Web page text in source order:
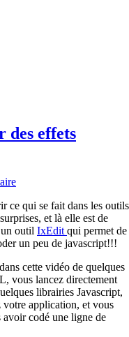
effets
ce qui se fait dans les outils
et là elle est de
outil IxEdit qui permet de
un peu de javascript!!!
cette vidéo de quelques
vous lancez directement
librairies Javascript,
application, et vous
avoir codé une ligne de